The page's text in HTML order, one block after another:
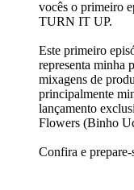
vocês o primeiro
TURN IT UP.
Este primeiro
representa minha
mixagens de
principalmente
lançamento
Flowers (Binho
Confira e